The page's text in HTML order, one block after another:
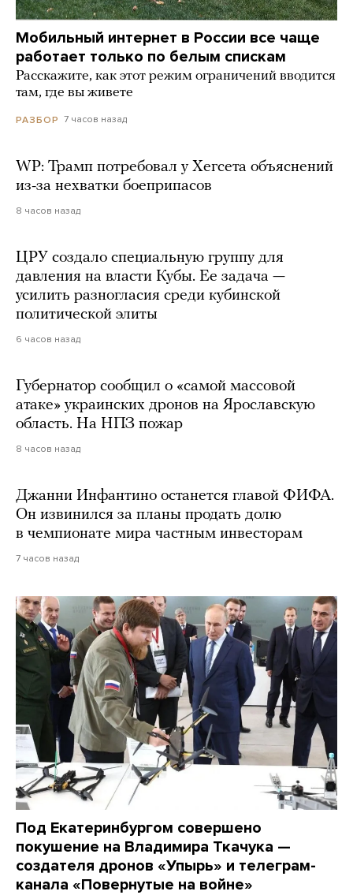
Мобильный интернет в России все чаще
работает только по белым спискам
Расскажите, как этот режим ограничений вводится
там, где вы живете
РАЗБОР 7 часов назад
WP: Трамп потребовал у Хегсета объяснений
из-за нехватки боеприпасов
8 часов назад
ЦРУ создало специальную группу для
давления на власти Кубы. Ее задача —
усилить разногласия среди кубинской
политической элиты
6 часов назад
Губернатор сообщил о «самой массовой
атаке» украинских дронов на Ярославскую
область. На НПЗ пожар
8 часов назад
Джанни Инфантино останется главой ФИФА.
Он извинился за планы продать долю
в чемпионате мира частным инвесторам
7 часов назад
Под Екатеринбургом совершено
покушение на Владимира Ткачука —
создателя дронов «Упырь» и телеграм-
канала «Повернутые на войне»